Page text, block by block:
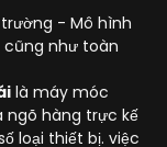
là máy móc
ngõ hàng trực kế
loại thiết bị. việc